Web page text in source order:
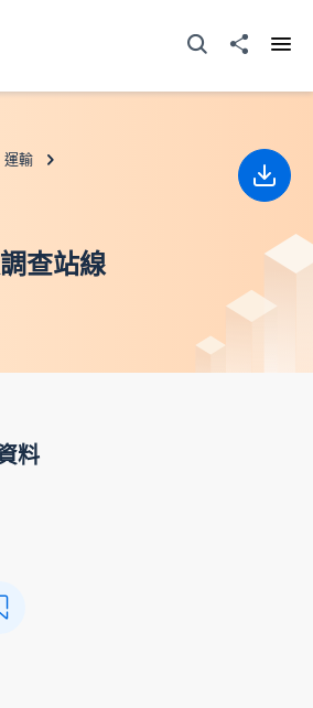
打開搜尋器分享至
運輸
查站線
下載
料